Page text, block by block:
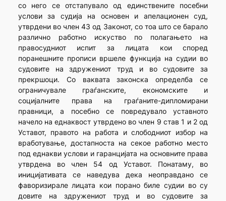
со него се отстапувало од единствените посебни
услови за судија на основен и апелационен суд,
утврдени во член 43 од Законот, со тоа што се барало
различно работно искуство по полагањето на
правосудниот испит за лицата кои според
поранешните прописи вршеле функција на судии во
судовите на здружениот труд и во судовите за
прекршоци. Со ваквата законска определба се
ограничувале граѓанските, економските и
социјалните права на граѓаните-дипломирани
правници, а посебно се повредувало уставното
начело на еднаквост утврдено во член 9 став 1 и 2 од
Уставот, правото на работа и слободниот избор на
вработување, достапноста на секое работно место
под еднакви услови и гаранцијата на основните права
утврдена во член 54 од Уставот. Понатаму, во
иницијативата се наведува дека неоправдано се
фаворизирале лицата кои порано биле судии во су
довите на здружениот труд и во судовите за